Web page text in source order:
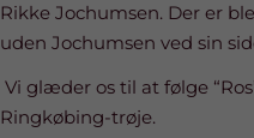
Rikke Jochumsen. Der er
uden Jochumsen ved sin
Vi glæder os til at følge
Ringkøbing-trøje.